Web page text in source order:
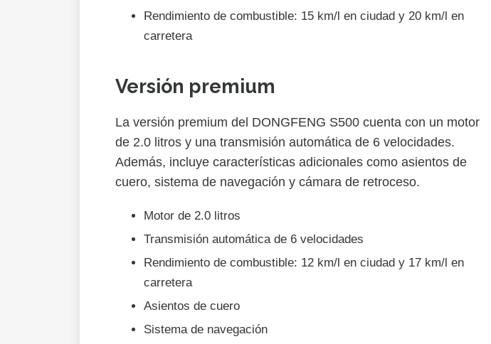
Rendimiento de combustible: 15 km/l en ciudad y 20 km/l en
carretera
Versión premium
La versión premium del DONGFENG S500 cuenta con un motor
de 2.0 litros y una transmisión automática de 6 velocidades.
Además, incluye características adicionales como asientos de
cuero, sistema de navegación y cámara de retroceso.
Motor de 2.0 litros
Transmisión automática de 6 velocidades
Rendimiento de combustible: 12 km/l en ciudad y 17 km/l en
carretera
Asientos de cuero
Sistema de navegación